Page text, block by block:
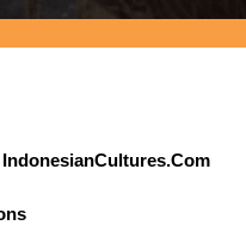
IndonesianCultures.Com